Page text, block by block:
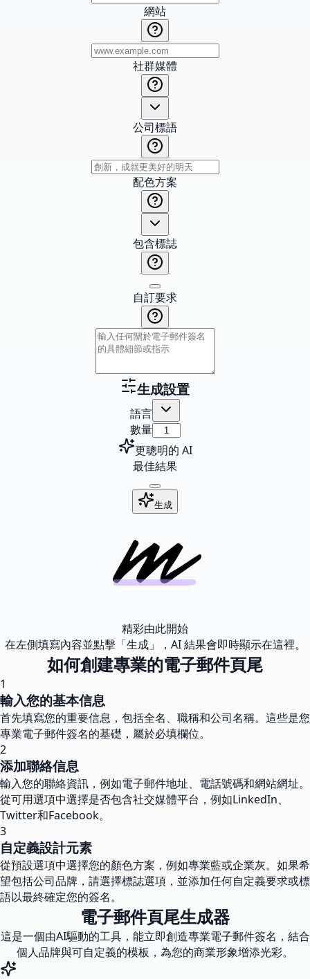
網站
社群媒體
公司標語
配色方案
包含標誌
自訂要求
生成設置
語言
數量
更聰明的 AI
最佳結果
生成
精彩由此開始
在左側填寫內容並點擊「生成」，AI 結果會即時顯示在這裡。
如何創建專業的電子郵件頁尾
1
輸入您的基本信息
首先填寫您的重要信息，包括全名、職稱和公司名稱。這些是您
專業電子郵件簽名的基礎，屬於必填欄位。
2
添加聯絡信息
輸入您的聯絡資訊，例如電子郵件地址、電話號碼和網站網址。
從可用選項中選擇是否包含社交媒體平台，例如LinkedIn、
Twitter和Facebook。
3
自定義設計元素
從預設選項中選擇您的顏色方案，例如專業藍或企業灰。如果希
望包括公司品牌，請選擇標誌選項，並添加任何自定義要求或標
語以最終確定您的簽名。
電子郵件頁尾生成器
這是一個由AI驅動的工具，能立即創造專業電子郵件簽名，結合
個人品牌與可自定義的模板，為您的商業形象增添光彩。